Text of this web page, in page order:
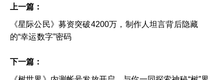
上一篇：
《星际公民》募资突破4200万，制作人坦言背后隐藏
的“幸运数字”密码
下一篇：